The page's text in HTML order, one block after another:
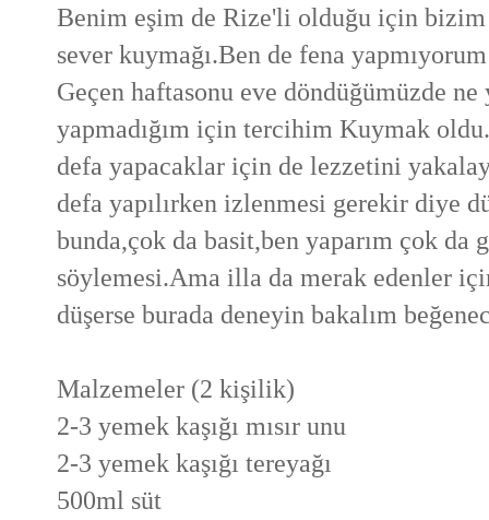
Benim eşim de Rize'li olduğu için bizim
sever kuymağı.Ben de fena
Geçen haftasonu eve döndüğümüzde
yapmadığım için tercihim Kuymak
defa yapacaklar için de lezzetini
defa yapılırken izlenmesi gerekir diye
bunda,çok da basit,ben yaparım çok
söylemesi.Ama illa da merak edenler
düşerse burada deneyin bakalım
Malzemeler (2 kişilik)
2-3 yemek kaşığı mısır unu
2-3 yemek kaşığı tereyağı
500ml süt